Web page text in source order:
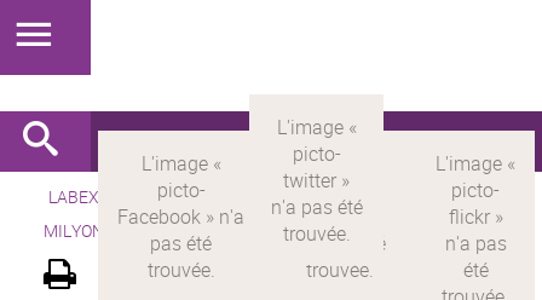
LABEX > LABEX MILYON Version française
MILYON >